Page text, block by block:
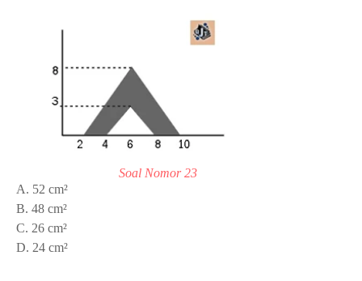
Soal Nomor 23
A. 52 cm²
B. 48 cm²
C. 26 cm²
D. 24 cm²